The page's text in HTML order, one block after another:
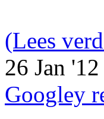
(Lees
26 Jan
Googley